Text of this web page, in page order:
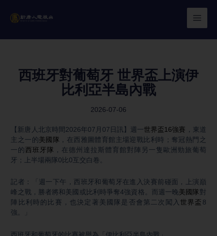
西班牙對葡萄牙 世界盃上演伊
比利亞半島內戰
2026-07-06
【新唐人北京時間2026年07月07日訊】週一世界盃16強賽 ，東道
主之一的美國隊 ，在西雅圖體育館主場迎戰比利時；奪冠熱門之
一的西班牙隊
，在德州達拉斯體育館對陣另一隻歐洲勁旅葡萄
牙；上半場兩隊0比0互交白卷。
記者：「週一下午，西班牙和葡萄牙在進入決賽前碰面，上演巔
峰之戰，勝者將和美國或比利時爭奪4強資格。而週一晚美國隊對
陣比利時的比賽，也決定著美國隊是否會第二次闖入世界盃 8
強。」